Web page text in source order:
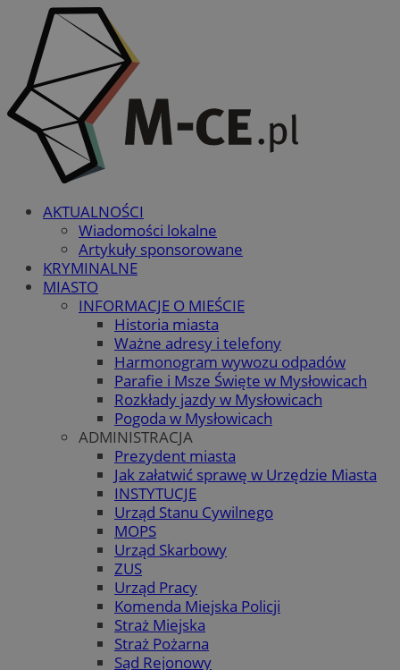
AKTUALNOŚCI
Wiadomości lokalne
Artykuły sponsorowane
KRYMINALNE
MIASTO
INFORMACJE O MIEŚCIE
Historia miasta
Ważne adresy i telefony
Harmonogram wywozu odpadów
Parafie i Msze Święte w Mysłowicach
Rozkłady jazdy w Mysłowicach
Pogoda w Mysłowicach
ADMINISTRACJA
Prezydent miasta
Jak załatwić sprawę w Urzędzie Miasta
INSTYTUCJE
Urząd Stanu Cywilnego
MOPS
Urząd Skarbowy
ZUS
Urząd Pracy
Komenda Miejska Policji
Straż Miejska
Straż Pożarna
Sąd Rejonowy